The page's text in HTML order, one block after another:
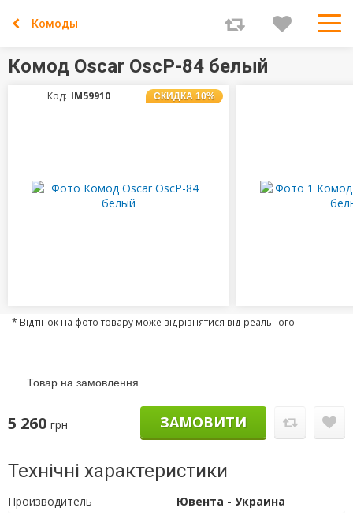
Комоды
Комод Oscar OscP-84 белый
СКИДКА 10%
Код: IM59910
* Відтінок на фото товару може відрізнятися від реального
Товар на замовлення
5 260 грн ЗАМОВИТИ
Технічні характеристики
Производитель
Ювента - Украина